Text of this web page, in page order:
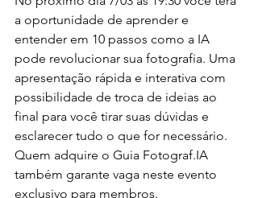
a oportunidade de aprender e
entender em 10 passos como a IA
pode revolucionar sua fotografia. Uma
apresentação rápida e interativa com
possibilidade de troca de ideias ao
final para você tirar suas dúvidas e
esclarecer tudo o que for necessário.
Quem adquire o Guia Fotograf.IA
também garante vaga neste evento
exclusivo para membros.